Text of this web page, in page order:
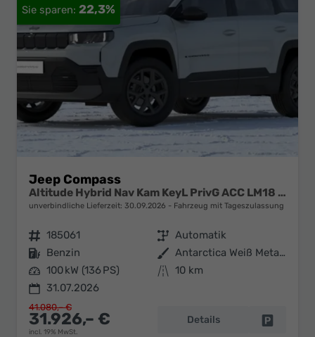
22,3%
Jeep Compass
Altitude Hybrid Nav Kam KeyL PrivG ACC LM18 PDC
unverbindliche Lieferzeit: 30.09.2026 Fahrzeug mit Tageszulassung
Fahrzeugnr. 185061 Getriebe Automatik
Kraftstoff Benzin Außenfarbe
Antarctica Weiß Metallic
Leistung 100 kW (136 PS) Kilometerstand 10 km
31.07.2026
31.926,– €
incl. 19% MwSt.
41.080,– €
Details